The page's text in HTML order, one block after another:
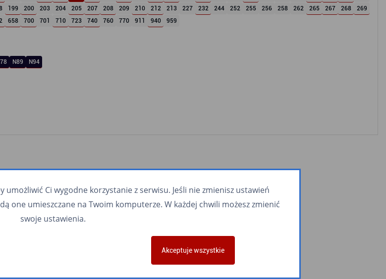
199 200 203 204 205 207 208 209 210 212 213 227 232 244 252 255 256 258 262 265 267 268
269
658 700 701 710 723 740 760 770 911 940 959
N89 N94
Ci wygodne korzystanie z serwisu. Jeśli nie zmienisz ustawień
one umieszczane na Twoim komputerze. W każdej chwili możesz zmienić
swoje ustawienia.
Akceptuje wszystkie